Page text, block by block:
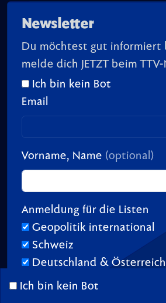
Newsletter
Du möchtest gut informiert
melde dich JETZT beim
Ich bin kein Bot
Email
Vorname, Name (optional)
Anmeldung für die Listen
Geopolitik international
Schweiz
Deutschland & Österreich
Ich bin kein Bot